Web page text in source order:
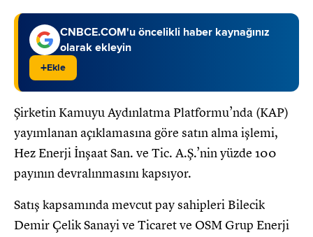
CNBCE.COM'u öncelikli haber kaynağınız
olarak ekleyin
+Ekle
Şirketin Kamuyu Aydınlatma Platformu’nda (KAP)
yayımlanan açıklamasına göre satın alma işlemi,
Hez Enerji İnşaat San. ve Tic. A.Ş.’nin yüzde 100
payının devralınmasını kapsıyor.
Satış kapsamında mevcut pay sahipleri Bilecik
Demir Çelik Sanayi ve Ticaret ve OSM Grup Enerji